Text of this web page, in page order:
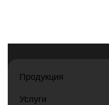
Продукция
Услуги